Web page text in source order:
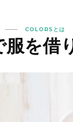
COLORSとは
服を